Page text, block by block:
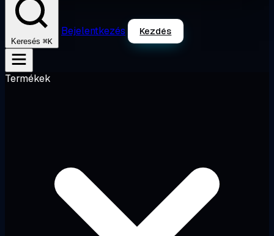
Keresés ⌘K
Bejelentkezés Kezdés
Termékek